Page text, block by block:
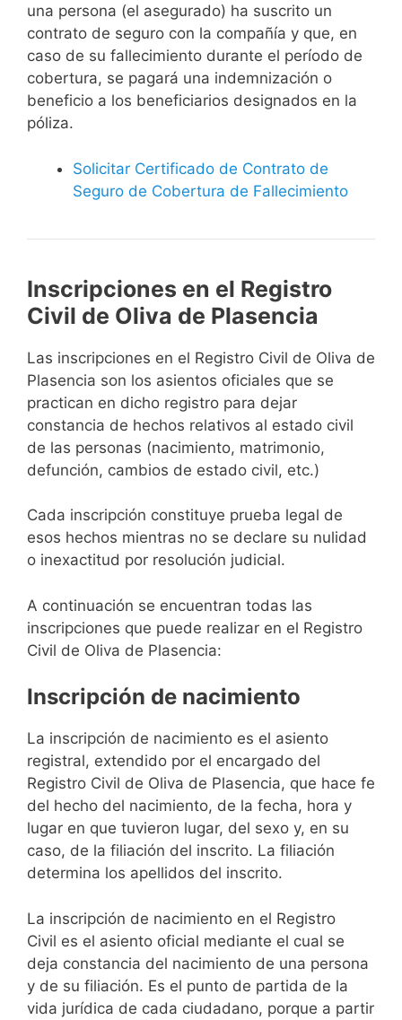
una persona (el asegurado) ha suscrito un
contrato de seguro con la compañía y que, en
caso de su fallecimiento durante el período de
cobertura, se pagará una indemnización o
beneficio a los beneficiarios designados en la
póliza.
Solicitar Certificado de Contrato de
Seguro de Cobertura de Fallecimiento
Inscripciones en el Registro
Civil de Oliva de Plasencia
Las inscripciones en el Registro Civil de Oliva de
Plasencia son los asientos oficiales que se
practican en dicho registro para dejar
constancia de hechos relativos al estado civil
de las personas (nacimiento, matrimonio,
defunción, cambios de estado civil, etc.)
Cada inscripción constituye prueba legal de
esos hechos mientras no se declare su nulidad
o inexactitud por resolución judicial.
A continuación se encuentran todas las
inscripciones que puede realizar en el Registro
Civil de Oliva de Plasencia:
Inscripción de nacimiento
La inscripción de nacimiento es el asiento
registral, extendido por el encargado del
Registro Civil de Oliva de Plasencia, que hace fe
del hecho del nacimiento, de la fecha, hora y
lugar en que tuvieron lugar, del sexo y, en su
caso, de la filiación del inscrito. La filiación
determina los apellidos del inscrito.
La inscripción de nacimiento en el Registro
Civil es el asiento oficial mediante el cual se
deja constancia del nacimiento de una persona
y de su filiación. Es el punto de partida de la
vida jurídica de cada ciudadano, porque a partir